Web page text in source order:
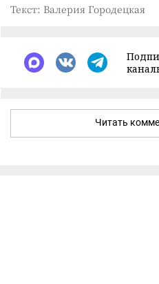
Текст: Валерия Городецкая
Читать